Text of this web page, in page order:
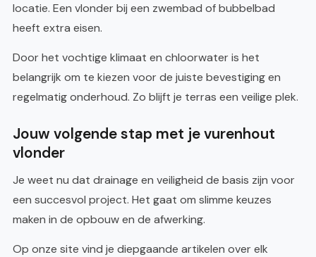
locatie. Een vlonder bij een zwembad of bubbelbad
heeft extra eisen.
Door het vochtige klimaat en chloorwater is het
belangrijk om te kiezen voor de juiste bevestiging en
regelmatig onderhoud. Zo blijft je terras een veilige plek.
Jouw volgende stap met je vurenhout
vlonder
Je weet nu dat drainage en veiligheid de basis zijn voor
een succesvol project. Het gaat om slimme keuzes
maken in de opbouw en de afwerking.
Op onze site vind je diepgaande artikelen over elk